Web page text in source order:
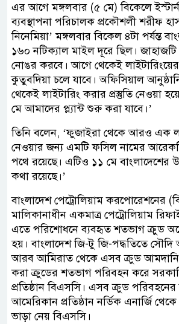
এর আগে মঙ্গলবার (৫ মে) বিকেলে
ব্যবস্থাপনা পরিচালক প্রকৌশলী শরীফ
নিনেমিয়া’ মঙ্গলবার বিকেল ৪টা পর্যন্ত
১৬০ নটিক্যাল মাইল দূরে ছিল।
নোঙর করবে। আগে থেকেই
কুতুবদিয়া চলে যাবে। অফিসিয়াল
থেকেই লাইটারিং করার প্রস্তুতি নেওয়া
মে আমাদের প্ল্যান্ট শুরু করা যাবে।’
তিনি বলেন, ‘ফুজাইরা থেকে আরও এক
নেওয়ার জন্য এমটি ফসিল নামের
পথে রয়েছে। এটিও ১১ মে বাংলাদেশের
কথা রয়েছে।’
বাংলাদেশ পেট্রোলিয়াম করপোরেশনের
মালিকানাধীন একমাত্র পেট্রোলিয়াম
এতে পরিশোধনে ব্যবহৃত শতভাগ ক্রুড
হয়। বাংলাদেশ জি-টু জি-পদ্ধতিতে
আরব আমিরাত থেকে এসব ক্রুড
করা ক্রুডের শতভাগ পরিবহন করে
প্রতিষ্ঠান বিএসসি। এসব ক্রুড পরিবহনের
আমেরিকান প্রতিষ্ঠান নর্ডিক এনার্জি থেকে
ভাড়া নেয় বিএসসি।